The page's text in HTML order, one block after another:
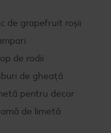
de grapefruit roșii
de rodii
de gheață
pentru decor
de limetă